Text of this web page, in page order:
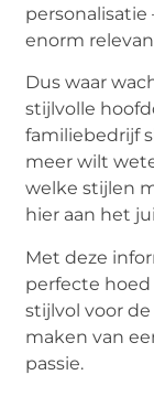
enorm
Dus waar
stijlvolle
familiebedrijf
meer wilt
welke stijlen
hier aan het
Met deze
perfecte
stijlvol voor
maken van
passie.